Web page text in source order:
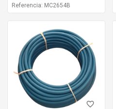
Referencia: MC2654B
favorite_border